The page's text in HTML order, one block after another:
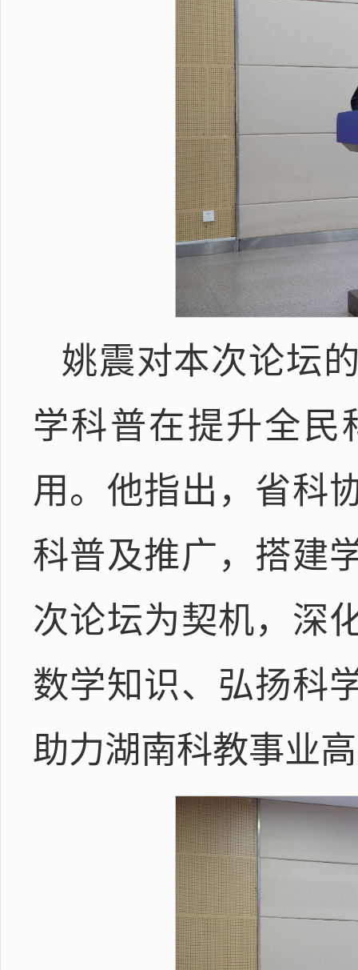
姚震对本次论坛
学科普在提升全民
用。他指出，省科
科普及推广，搭建
次论坛为契机，深
数学知识、弘扬科
助力湖南科教事业